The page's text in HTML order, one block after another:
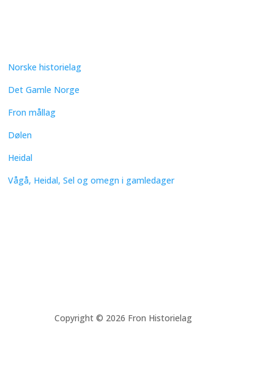
Norske historielag
Det Gamle Norge
Fron mållag
Dølen
Heidal
Vågå, Heidal, Sel og omegn i gamledager
Copyright © 2026 Fron Historielag